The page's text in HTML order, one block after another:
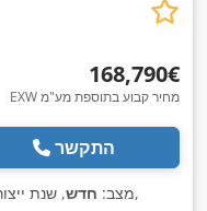
‏168,790 ‏€
EXW מחיר קבוע בתוספת מע"מ
התקשר
מצב: חדש, שנת ,